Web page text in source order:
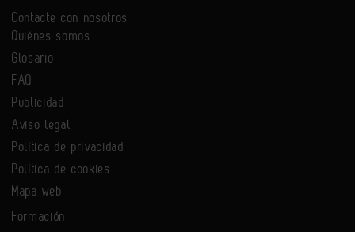
Contacte con nosotros
Quiénes somos
Glosario
FAQ
Publicidad
Aviso legal
Política de privacidad
Política de cookies
Mapa web
Formación